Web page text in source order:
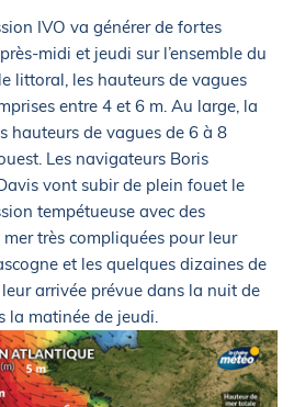
IVO va générer de fortes
midi et jeudi sur l’ensemble du
littoral, les hauteurs de vagues
entre 4 et 6 m. Au large, la
hauteurs de vagues de 6 à 8
Les navigateurs Boris
vont subir de plein fouet le
tempétueuse avec des
très compliquées pour leur
et les quelques dizaines de
arrivée prévue dans la nuit de
la matinée de jeudi.